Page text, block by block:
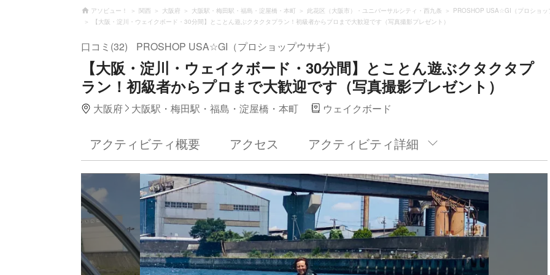
アソビュー！ 関西 大阪府 大阪駅・梅田駅・福島・淀屋橋・本町 此花区（大阪市）・ユニバーサルシティ・西九条
PROSHOP USA☆GI（プロショッ
【大阪・淀川・ウェイクボード・30分間】とことん遊ぶクタクタプラン！初級者からプロまで大歓迎です（写真撮影プレゼント）
口コミ(32) PROSHOP USA☆GI（プロショップウサギ）
【大阪・淀川・ウェイクボード・30分間】とことん遊ぶクタクタプ
ラン！初級者からプロまで大歓迎です（写真撮影プレゼント）
大阪府 大阪駅・梅田駅・福島・淀屋橋・本町 ウェイクボード
アクティビティ概要 アクセス アクティビティ詳細